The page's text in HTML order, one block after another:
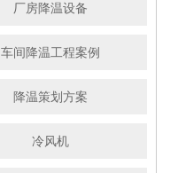
厂房降温设备
车间降温工程案例
降温策划方案
冷风机